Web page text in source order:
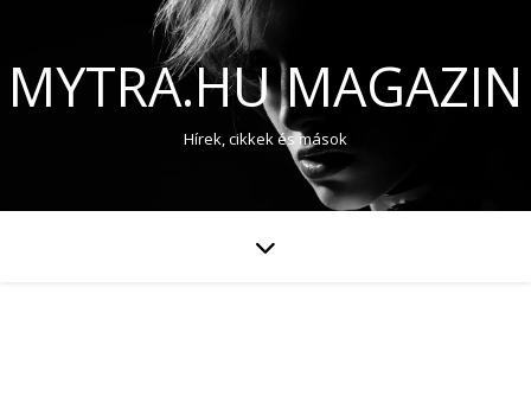
MYTRA.HU MAGAZIN
Hírek, cikkek és mások